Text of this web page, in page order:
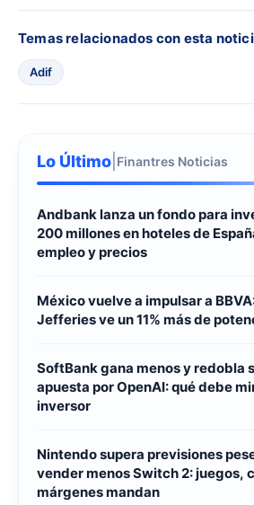
Temas relacionados con esta
Adif
Lo Último Finantres Noticias
Andbank lanza un fondo para
200 millones en hoteles de
empleo y precios
México vuelve a impulsar a
Jefferies ve un 11% más de
SoftBank gana menos y redobla
apuesta por OpenAI: qué debe
inversor
Nintendo supera previsiones
vender menos Switch 2: juegos,
márgenes mandan